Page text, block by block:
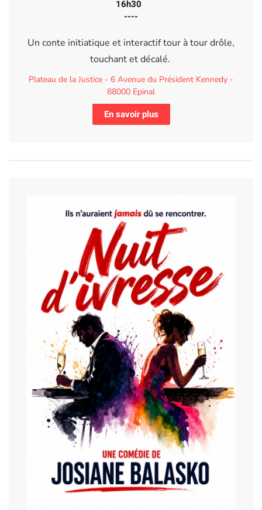
16h30
----
Un conte initiatique et interactif tour à tour drôle,
touchant et décalé.
Plateau de la Justice - 6 Avenue du Président Kennedy -
88000 Epinal
En savoir plus